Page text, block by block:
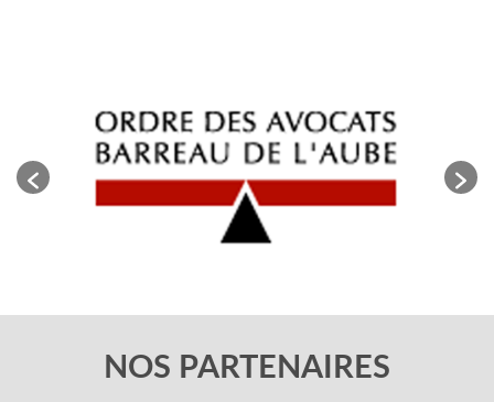
NOS PARTENAIRES